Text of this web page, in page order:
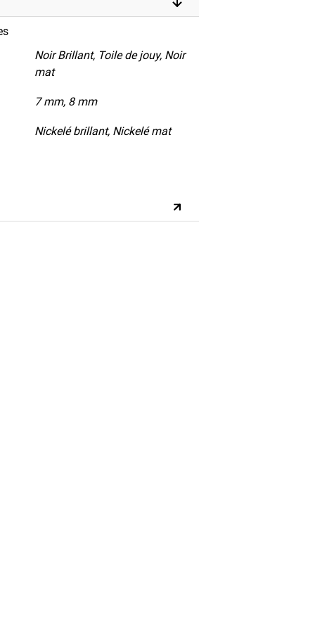
Noir Brillant, Toile de jouy, Noir
mat
7 mm, 8 mm
Nickelé brillant, Nickelé mat